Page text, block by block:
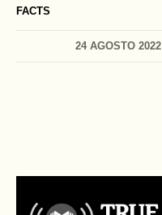
FACTS
24 AGOSTO 2022